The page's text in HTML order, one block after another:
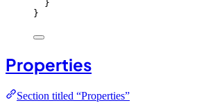
}
}
Properties
Section titled “Properties”